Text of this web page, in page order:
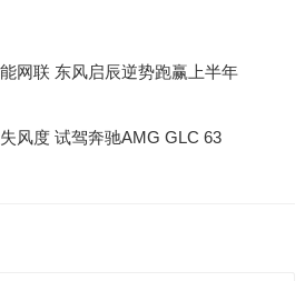
网联 东风启辰逆势跑赢上半年
风度 试驾奔驰AMG GLC 63